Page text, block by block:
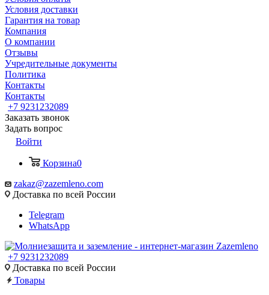
Условия доставки
Гарантия на товар
Компания
О компании
Отзывы
Учредительные документы
Политика
Контакты
Контакты
+7 9231232089
Заказать звонок
Задать вопрос
Войти
Корзина0
zakaz@zazemleno.com
Доставка по всей России
Telegram
WhatsApp
+7 9231232089
Доставка по всей России
Товары